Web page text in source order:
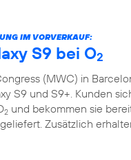
IM VORVERKAUF:
S9 bei O2
(MWC) in
S9 und S9+. Kunden
2 und bekommen sie
Zusätzlich